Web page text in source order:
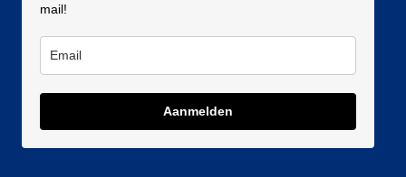
mail!
Aanmelden